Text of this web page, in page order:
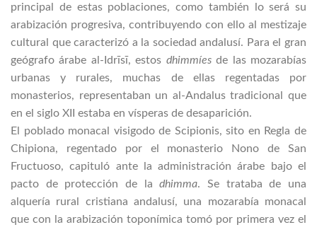
principal de estas poblaciones, como también lo será su
arabización progresiva, contribuyendo con ello al mestizaje
cultural que caracterizó a la sociedad andalusí. Para el gran
geógrafo árabe al-Idrīsī, estos dhimmíesde las mozarabías
urbanas y rurales, muchas de ellas regentadas por
monasterios, representaban un al-Andalus tradicional que
en el siglo XII estaba en vísperas de desaparición.
El poblado monacal visigodo de Scipionis, sito en Regla de
Chipiona, regentado por el monasterio Nono de San
Fructuoso, capituló ante la administración árabe bajo el
pacto de protección de ladhimma. Se trataba de una
alquería rural cristiana andalusí, una mozarabía monacal
que con la arabización toponímica tomó por primera vez el